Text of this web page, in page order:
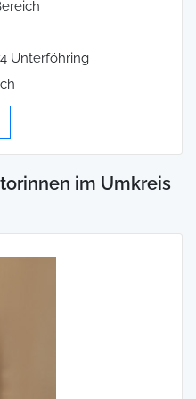
Unterföhring
im Umkreis